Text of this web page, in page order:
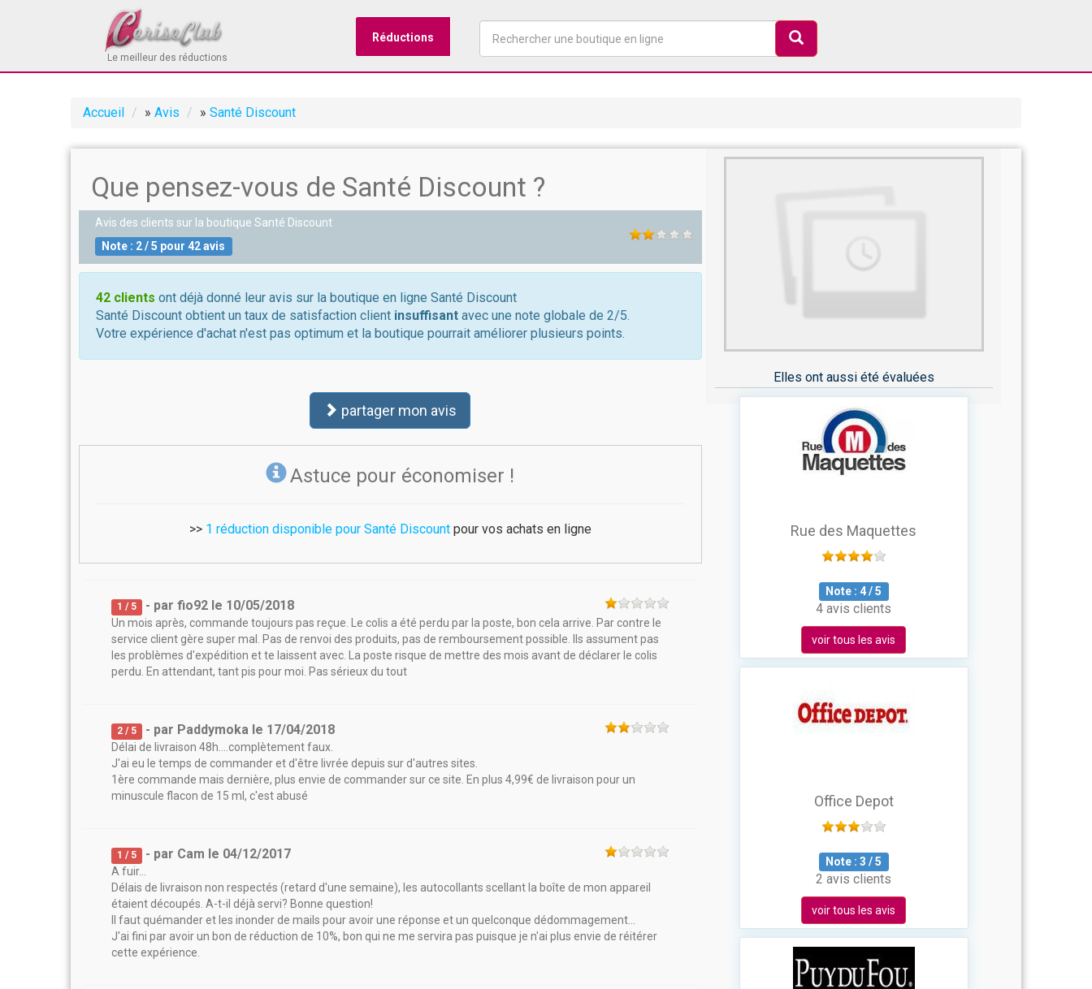
Le meilleur des réductions
Réductions
Accueil » Avis » Santé Discount
Que pensez-vous de Santé Discount ?
Avis des clients sur la boutique Santé Discount
Note : 2/5 pour 42avis
42 clients ont déjà donné leur avis sur la boutique en ligne Santé Discount
Santé Discount obtient un taux de satisfaction client insuffisant avec une note globale de 2/5.
Votre expérience d'achat n'est pas optimum et la boutique pourrait améliorer plusieurs points.
partager mon avis
Astuce pour économiser !
>> 1 réduction disponible pour Santé Discountpour vos achats en ligne
1 / 5 - parfio92 le 10/05/2018
Un mois après, commande toujours pas reçue. Le colis a été perdu par la poste, bon cela arrive. Par contre le
service client gère super mal. Pas de renvoi des produits, pas de remboursement possible. Ils assument pas
les problèmes d'expédition et te laissent avec. La poste risque de mettre des mois avant de déclarer le colis
perdu. En attendant, tant pis pour moi. Pas sérieux du tout
2 / 5 - par Paddymoka le 17/04/2018
Délai de livraison 48h....complètement faux.
J'ai eu le temps de commander et d'être livrée depuis sur d'autres sites.
1ère commande mais dernière, plus envie de commander sur ce site. En plus 4,99€ de livraison pour un
minuscule flacon de 15 ml, c'est abusé
1 / 5 - par Cam le 04/12/2017
A fuir...
Délais de livraison non respectés (retard d'une semaine), les autocollants scellant la boîte de mon appareil
étaient découpés. A-t-il déjà servi? Bonne question!
Il faut quémander et les inonder de mails pour avoir une réponse et un quelconque dédommagement...
J'ai fini par avoir un bon de réduction de 10%, bon qui ne me servira pas puisque je n'ai plus envie de réitérer
cette expérience.
Elles ont aussi été évaluées
Rue des Maquettes
Note : 4/5
4 avis clients
voir tous les avis
Office Depot
Note :3 /5
2 avis clients
voir tous les avis